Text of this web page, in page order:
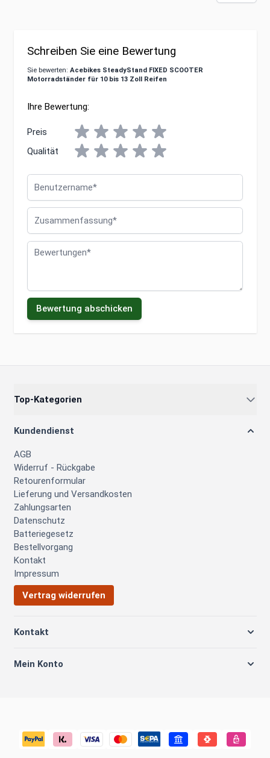
Schreiben Sie eine Bewertung
Sie bewerten: Acebikes SteadyStand FIXED SCOOTER
Motorradständer für 10 bis 13 Zoll Reifen
Ihre Bewertung:
Preis
Qualität
Bewertungen
Bewertung abschicken
Top-Kategorien
Kundendienst
AGB
Widerruf - Rückgabe
Retourenformular
Lieferung und Versandkosten
Zahlungsarten
Datenschutz
Batteriegesetz
Bestellvorgang
Kontakt
Impressum
Vertrag widerrufen
Kontakt
Mein Konto